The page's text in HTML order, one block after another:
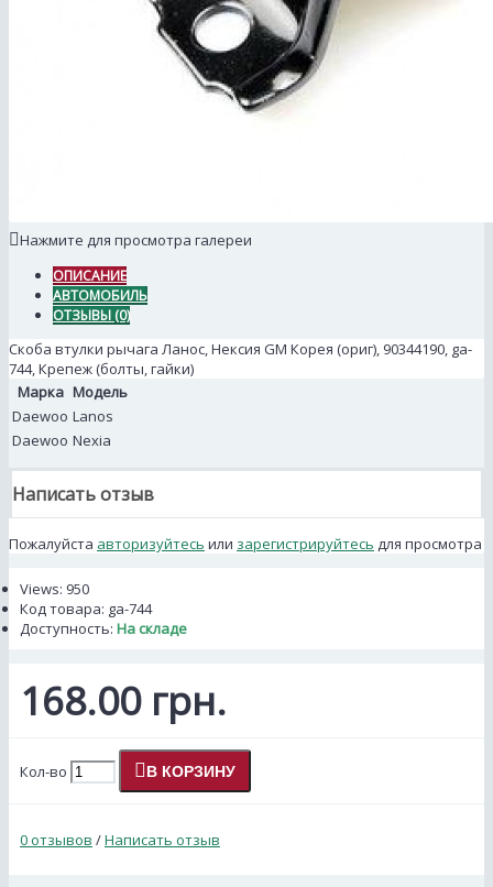
Нажмите для просмотра галереи
ОПИСАНИЕ
АВТОМОБИЛЬ
ОТЗЫВЫ (0)
Скоба втулки рычага Ланос, Нексия GM Корея (ориг), 90344190, ga-
744, Крепеж (болты, гайки)
Марка Модель
Daewoo Lanos
Daewoo Nexia
Написать отзыв
Пожалуйста авторизуйтесь или зарегистрируйтесь для просмотра
Views: 950
Код товара: ga-744
Доступность: На складе
168.00 грн.
Кол-во В КОРЗИНУ
0 отзывов /Написать отзыв